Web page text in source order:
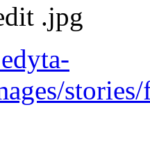
.jpg